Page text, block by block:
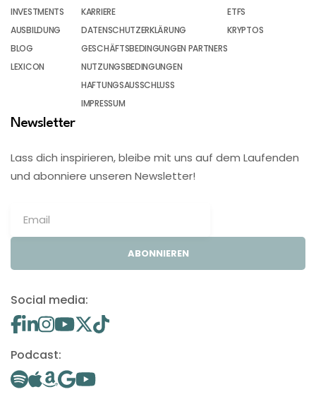
INVESTMENTS
AUSBILDUNG
BLOG
LEXICON
KARRIERE
DATENSCHUTZERKLÄRUNG
GESCHÄFTSBEDINGUNGEN PARTNERS
NUTZUNGSBEDINGUNGEN
HAFTUNGSAUSSCHLUSS
IMPRESSUM
ETFS
KRYPTOS
Newsletter
Lass dich inspirieren, bleibe mit uns auf dem Laufenden
und abonniere unseren Newsletter!
ABONNIEREN
Social media:
Podcast: